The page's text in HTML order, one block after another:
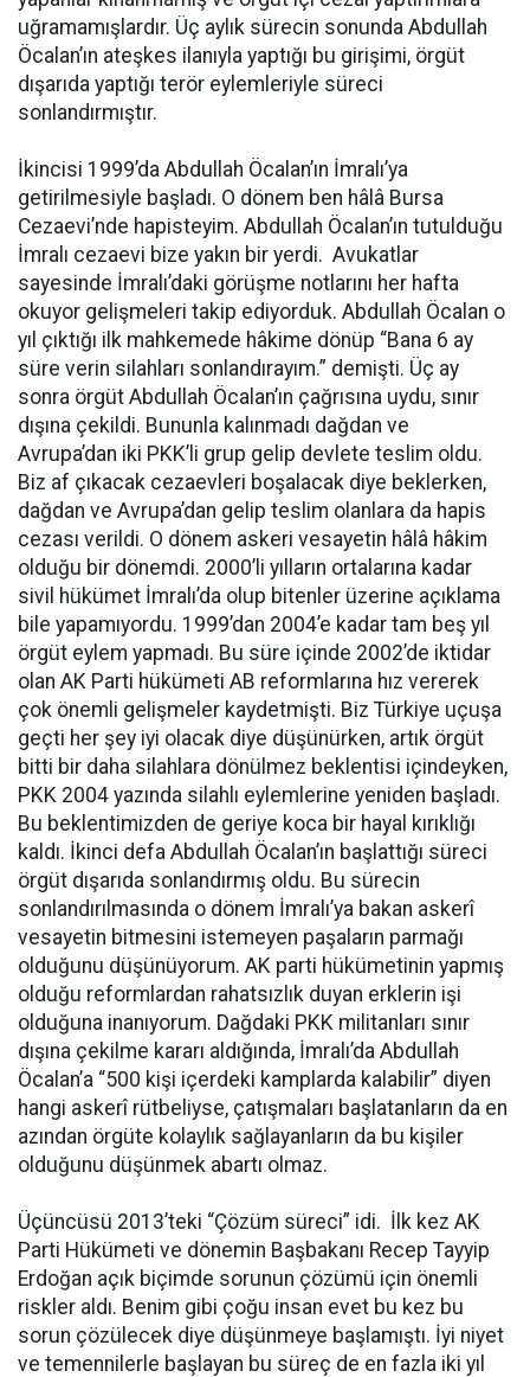
uğramamışlardır. Üç aylık sürecin sonunda Abdullah
Öcalan’ın ateşkes ilanıyla yaptığı bu girişimi, örgüt
dışarıda yaptığı terör eylemleriyle süreci
sonlandırmıştır.
İkincisi 1999’da Abdullah Öcalan’ın İmralı’ya
getirilmesiyle başladı. O dönem ben hâlâ Bursa
Cezaevi’nde hapisteyim. Abdullah Öcalan’ın tutulduğu
İmralı cezaevi bize yakın bir yerdi. Avukatlar
sayesinde İmralı’daki görüşme notlarını her hafta
okuyor gelişmeleri takip ediyorduk. Abdullah Öcalan o
yıl çıktığı ilk mahkemede hâkime dönüp “Bana 6 ay
süre verin silahları sonlandırayım.” demişti. Üç ay
sonra örgüt Abdullah Öcalan’ın çağrısına uydu, sınır
dışına çekildi. Bununla kalınmadı dağdan ve
Avrupa’dan iki PKK’li grup gelip devlete teslim oldu.
Biz af çıkacak cezaevleri boşalacak diye beklerken,
dağdan ve Avrupa’dan gelip teslim olanlara da hapis
cezası verildi. O dönem askeri vesayetin hâlâ hâkim
olduğu bir dönemdi. 2000’li yılların ortalarına kadar
sivil hükümet İmralı’da olup bitenler üzerine açıklama
bile yapamıyordu. 1999’dan 2004’e kadar tam beş yıl
örgüt eylem yapmadı. Bu süre içinde 2002’de iktidar
olan AK Parti hükümeti AB reformlarına hız vererek
çok önemli gelişmeler kaydetmişti. Biz Türkiye uçuşa
geçti her şey iyi olacak diye düşünürken, artık örgüt
bitti bir daha silahlara dönülmez beklentisi içindeyken,
PKK 2004 yazında silahlı eylemlerine yeniden başladı.
Bu beklentimizden de geriye koca bir hayal kırıklığı
kaldı. İkinci defa Abdullah Öcalan’ın başlattığı süreci
örgüt dışarıda sonlandırmış oldu. Bu sürecin
sonlandırılmasında o dönem İmralı’ya bakan askerî
vesayetin bitmesini istemeyen paşaların parmağı
olduğunu düşünüyorum. AK parti hükümetinin yapmış
olduğu reformlardan rahatsızlık duyan erklerin işi
olduğuna inanıyorum. Dağdaki PKK militanları sınır
dışına çekilme kararı aldığında, İmralı’da Abdullah
Öcalan’a “500 kişi içerdeki kamplarda kalabilir” diyen
hangi askerî rütbeliyse, çatışmaları başlatanların da en
azından örgüte kolaylık sağlayanların da bu kişiler
olduğunu düşünmek abartı olmaz.
Üçüncüsü 2013’teki “Çözüm süreci” idi. İlk kez AK
Parti Hükümeti ve dönemin Başbakanı Recep Tayyip
Erdoğan açık biçimde sorunun çözümü için önemli
riskler aldı. Benim gibi çoğu insan evet bu kez bu
sorun çözülecek diye düşünmeye başlamıştı. İyi niyet
ve temennilerle başlayan bu süreç de en fazla iki yıl